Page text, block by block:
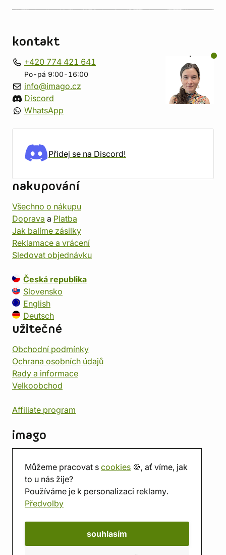
Můžeme pracovat s cookies 🍪, ať víme, jak
to u nás žije?
Používáme je k personalizaci reklamy.
Předvolby
souhlasím
kontakt
+420 774 421 641
Po-pá 9:00-16:00
info@imago.cz
Discord
WhatsApp
Přidej se na Discord!
nakupování
Všechno o nákupu
Doprava a Platba
Jak balíme zásilky
Reklamace a vrácení
Sledovat objednávku
Česká republika
Slovensko
English
Deutsch
užitečné
Obchodní podmínky
Ochrana osobních údajů
Rady a informace
Velkoobchod
Affiliate program
imago
Prodejna
Herna
O nás
Hodnocení obchodu